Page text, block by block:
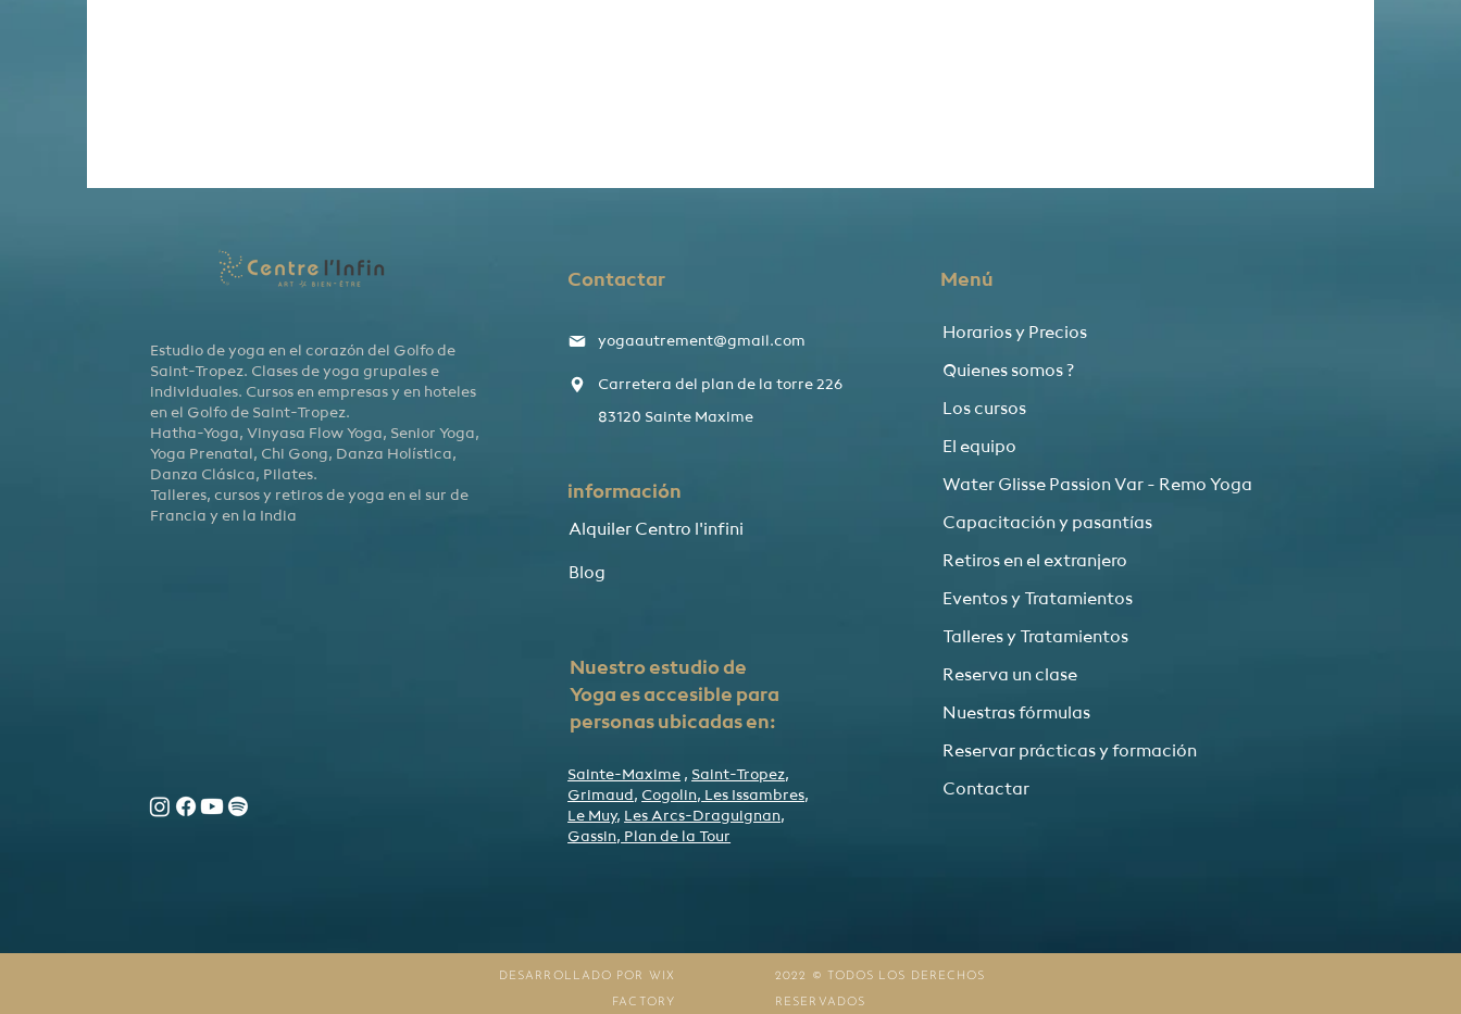
Estudio de yoga en el corazón del Golfo de
Saint-Tropez. Clases de yoga grupales e
individuales. Cursos en empresas y en hoteles
en el Golfo de Saint-Tropez.
Hatha-Yoga, Vinyasa Flow Yoga, Senior Yoga,
Yoga Prenatal, Chi Gong, Danza Holística,
Danza Clásica, Pilates.
Talleres, cursos y retiros de yoga en el sur de
Francia y en la India
Contactar
yogaautrement@gmail.com
Carretera del plan de la torre 226
83120 Sainte Maxime
información
Alquiler Centro l'infini
Blog
Nuestro estudio de
Yoga es accesible para
personas ubicadas en:
Sainte-Maxime , Saint-Tropez,
Grimaud , Cogolin, Les Issambres,
Le Muy, Les Arcs-Draguignan,
Gassin, Plan de la Tour
Menú
Horarios y Precios
Quienes somos ?
Los cursos
El equipo
Water Glisse Passion Var - Remo Yoga
Capacitación y pasantías
Retiros en el extranjero
Eventos y Tratamientos
Talleres y Tratamientos
Reserva un clase
Nuestras fórmulas
Reservar prácticas y formación
Contactar
DESARROLLADO POR WIX
FACTORY
2022 © TODOS LOS DERECHOS
RESERVADOS